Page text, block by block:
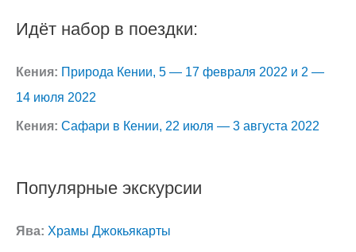
Идёт набор в поездки:
Кения: Природа Кении, 5 — 17 февраля 2022 и 2 —
14 июля 2022
Кения: Сафари в Кении, 22 июля — 3 августа 2022
Популярные экскурсии
Ява: Храмы Джокьякарты